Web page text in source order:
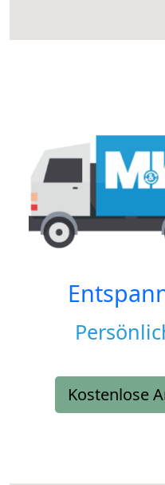
Kostenlose